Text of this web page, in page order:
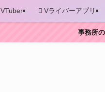
VTuber Vライバーアプリ
事務所